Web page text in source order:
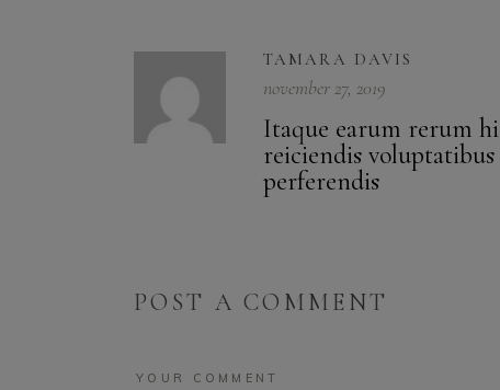
TAMARA DAVIS
november 27, 2019
Itaque earum rerum
reiciendis
perferendis
POST A COMMENT